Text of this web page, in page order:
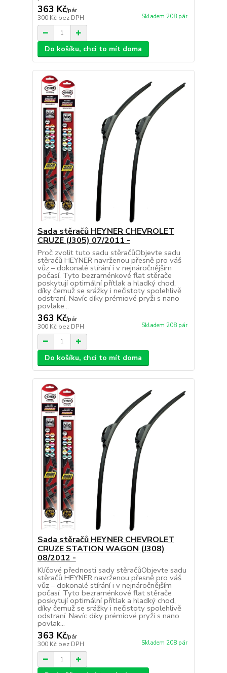
363 Kč/pár
300 Kč bez DPH Skladem 208 pár
Do košíku, chci to mít doma
Sada stěračů HEYNER CHEVROLET
CRUZE (J305) 07/2011 -
Proč zvolit tuto sadu stěračůObjevte sadu
stěračů HEYNER navrženou přesně pro váš
vůz – dokonalé stírání i v nejnáročnějším
počasí. Tyto bezraménkové flat stěrače
poskytují optimální přítlak a hladký chod,
díky čemuž se srážky i nečistoty spolehlivě
odstraní. Navíc díky prémiové pryži s nano
povlake...
363 Kč/pár
300 Kč bez DPH Skladem 208 pár
Do košíku, chci to mít doma
Sada stěračů HEYNER CHEVROLET
CRUZE STATION WAGON (J308)
08/2012 -
Klíčové přednosti sady stěračůObjevte sadu
stěračů HEYNER navrženou přesně pro váš
vůz – dokonalé stírání i v nejnáročnějším
počasí. Tyto bezraménkové flat stěrače
poskytují optimální přítlak a hladký chod,
díky čemuž se srážky i nečistoty spolehlivě
odstraní. Navíc díky prémiové pryži s nano
povlak...
363 Kč/pár
300 Kč bez DPH Skladem 208 pár